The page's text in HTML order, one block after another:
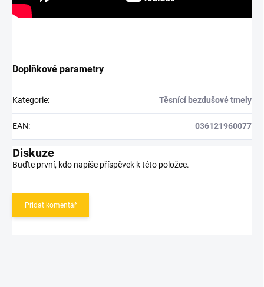
Doplňkové parametry
Kategorie: Těsnící bezdušové tmely
EAN: 036121960077
Diskuze
Buďte první, kdo napíše příspěvek k této položce.
Přidat komentář